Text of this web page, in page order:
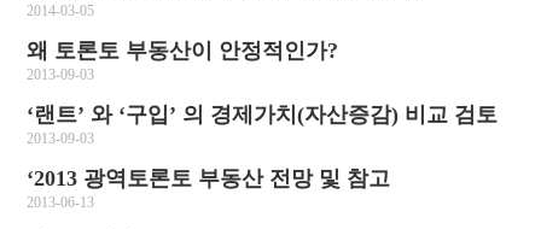
2014-03-05
왜 토론토 부동산이 안정적인가?
2013-09-03
‘랜트’ 와 ‘구입’ 의 경제가치(자산증감) 비교 검토
2013-09-03
‘2013 광역토론토 부동산 전망 및 참고
2013-06-13